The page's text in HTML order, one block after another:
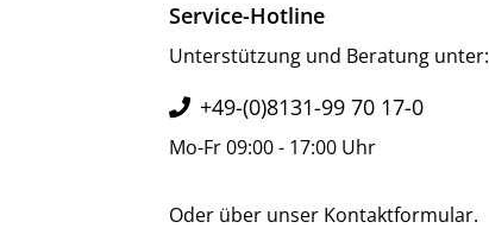
Service-Hotline
Unterstützung und Beratung unter:
+49-(0)8131-99 70 17-0
Mo-Fr 09:00 - 17:00 Uhr
Oder über unser Kontaktformular.